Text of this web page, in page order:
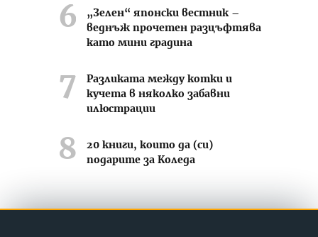
„Зелен“ японски вестник –
веднъж прочетен разцъфтява
като мини градина
Разликата между котки и
кучета в няколко забавни
илюстрации
20 книги, които да (си)
подарите за Коледа